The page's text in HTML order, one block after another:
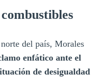
del país, Morales
enfático ante el
de desigualdad